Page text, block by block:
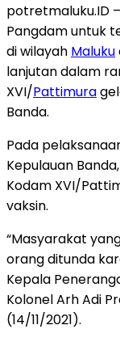
potretmaluku.ID
Pangdam untuk
di wilayah Maluku
lanjutan dalam
XVI/Pattimura
Banda.
Pada
Kepulauan Banda,
Kodam XVI/
vaksin.
“Masyarakat
orang ditunda
Kepala
Kolonel Arh Adi
(14/11/2021).